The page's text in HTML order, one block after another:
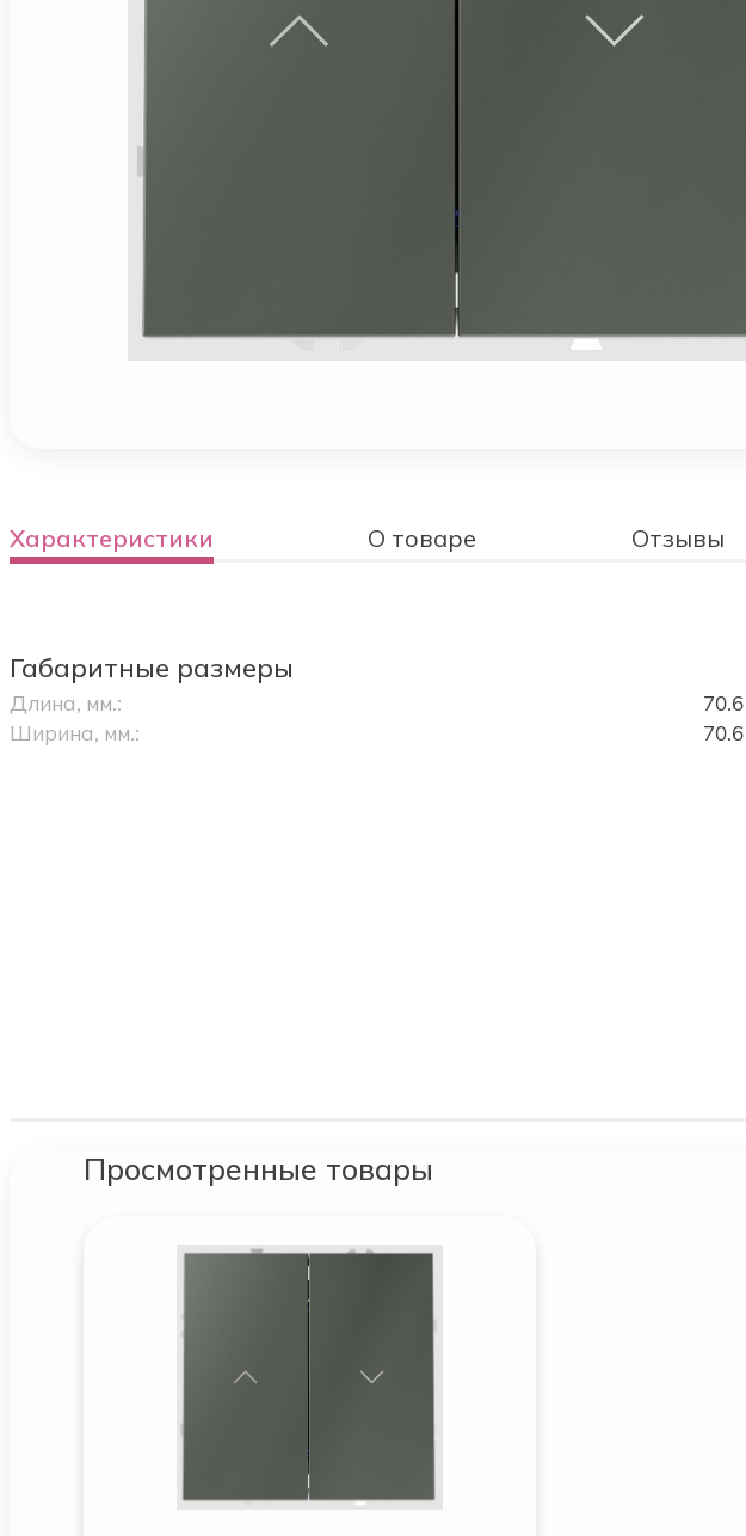
Характеристики О товаре Отзывы
Габаритные размеры
Длина, мм.:
70.6
Ширина, мм.:
70.6
Просмотренные товары